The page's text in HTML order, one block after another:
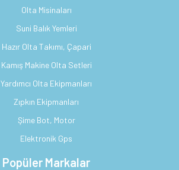
Olta Misinaları
Suni Balık Yemleri
Hazır Olta Takımı, Çapari
Kamış Makine Olta Setleri
Yardımcı Olta Ekipmanları
Zıpkın Ekipmanları
Şime Bot, Motor
Elektronik Gps
Popüler Markalar